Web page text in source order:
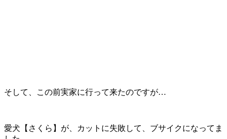
そして、この前実家に行って来たのですが…
愛犬【さくら】が、カットに失敗して、ブサイクになってま